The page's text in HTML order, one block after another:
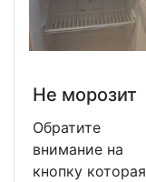
Не морозит
Обратите
внимание на
кнопку которая